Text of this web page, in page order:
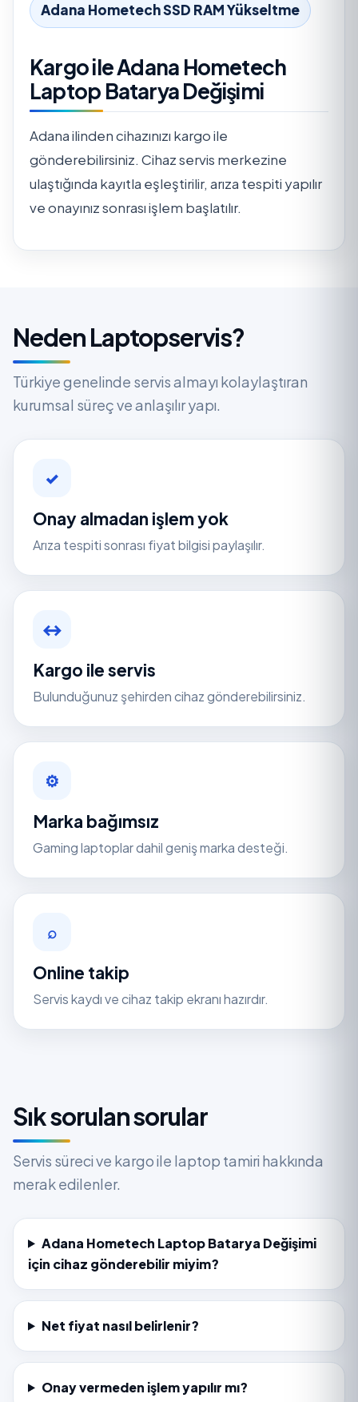
Adana Hometech SSD RAM Yükseltme
Kargo ile Adana Hometech
Laptop Batarya Değişimi
Adana ilinden cihazınızı kargo ile
gönderebilirsiniz. Cihaz servis merkezine
ulaştığında kayıtla eşleştirilir, arıza tespiti yapılır
ve onayınız sonrası işlem başlatılır.
Neden Laptopservis?
Türkiye genelinde servis almayı kolaylaştıran
kurumsal süreç ve anlaşılır yapı.
✓
Onay almadan işlem yok
Arıza tespiti sonrası fiyat bilgisi paylaşılır.
↔
Kargo ile servis
Bulunduğunuz şehirden cihaz gönderebilirsiniz.
⚙
Marka bağımsız
Gaming laptoplar dahil geniş marka desteği.
⌕
Online takip
Servis kaydı ve cihaz takip ekranı hazırdır.
Sık sorulan sorular
Servis süreci ve kargo ile laptop tamiri hakkında
merak edilenler.
Adana Hometech Laptop Batarya Değişimi
için cihaz gönderebilir miyim?
Net fiyat nasıl belirlenir?
Onay vermeden işlem yapılır mı?